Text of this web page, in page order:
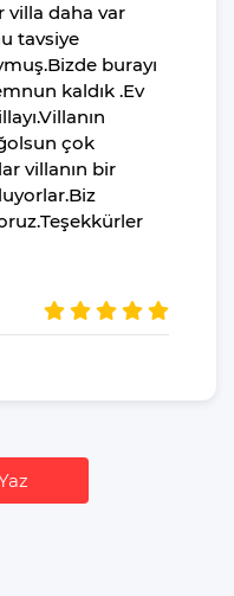
villa daha var
tavsiye
burayı
kaldık .Ev
çok
villanın bir